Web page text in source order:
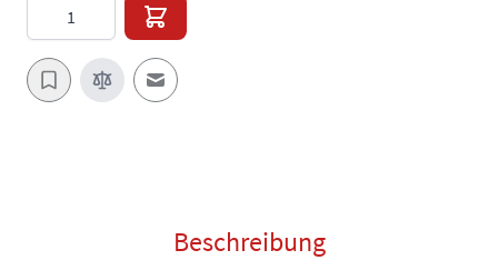
E-Mail an einen Freund
Beschreibung